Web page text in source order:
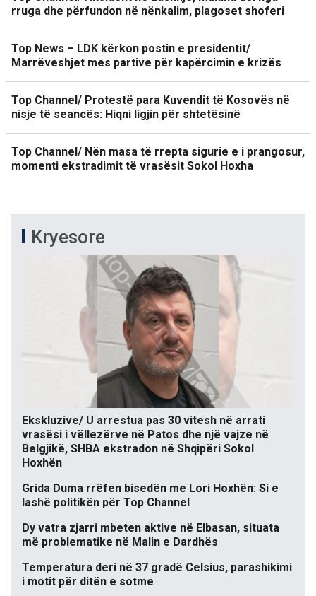
rruga dhe përfundon në nënkalim, plagoset shoferi
Top News – LDK kërkon postin e presidentit/
Marrëveshjet mes partive për kapërcimin e krizës
Top Channel/ Protestë para Kuvendit të Kosovës në
nisje të seancës: Hiqni ligjin për shtetësinë
Top Channel/ Nën masa të rrepta sigurie e i prangosur,
momenti ekstradimit të vrasësit Sokol Hoxha
Kryesore
Ekskluzive/ U arrestua pas 30 vitesh në arrati
vrasësi i vëllezërve në Patos dhe një vajze në
Belgjikë, SHBA ekstradon në Shqipëri Sokol
Hoxhën
Grida Duma rrëfen bisedën me Lori Hoxhën: Si e
lashë politikën për Top Channel
Dy vatra zjarri mbeten aktive në Elbasan, situata
më problematike në Malin e Dardhës
Temperatura deri në 37 gradë Celsius, parashikimi
i motit për ditën e sotme